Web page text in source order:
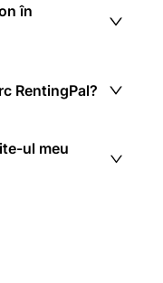
în
RentingPal?
ul meu